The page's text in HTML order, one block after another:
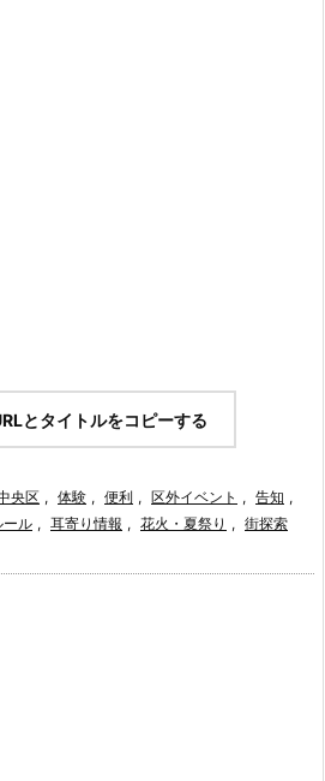
とタイトルをコピーする
央区 , 体験 , 便利 , 区外イベント , 告知 ,
ール , 耳寄り情報 , 花火・夏祭り , 街探索